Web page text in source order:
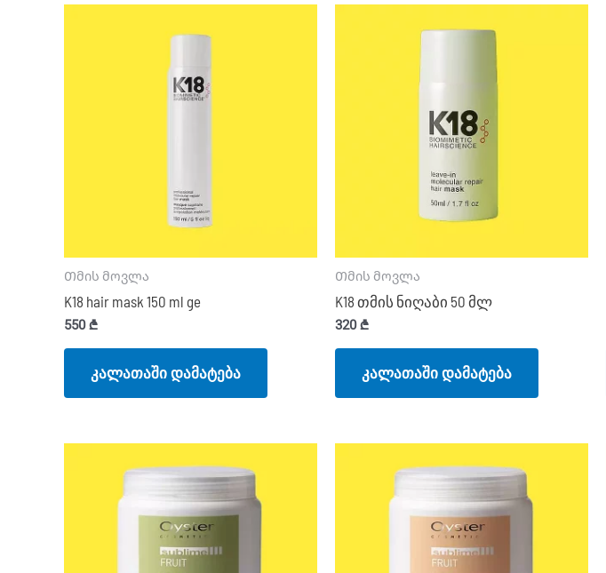
Თმის მოვლა
K18 hair mask 150 ml ge
550₾
კალათაში დამატება
Თმის მოვლა
K18 თმის ნიღაბი 50 მლ
320₾
კალათაში დამატება